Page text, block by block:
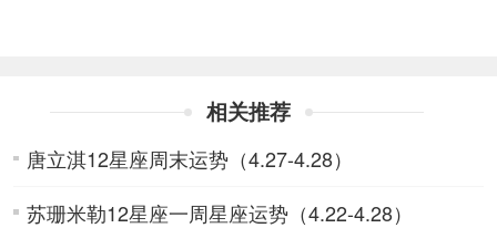
相关推荐
唐立淇12星座周末运势（4.27-4.28）
苏珊米勒12星座一周星座运势（4.22-4.28）